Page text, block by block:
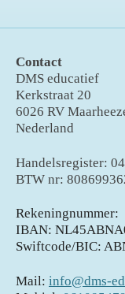
Contact
DMS educatief
Kerkstraat 20
6026 RV
Nederland
Handelsregister:
BTW nr:
Rekeningnummer:
IBAN:
Swiftcode/BIC:
Mail: info@dms-